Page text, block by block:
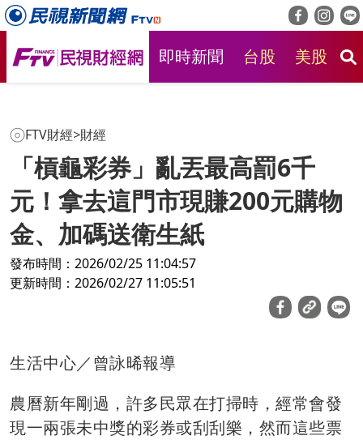
即時新聞 台股 美股
FTV財經>財經
「槓龜彩券」亂丟最高罰6千
元！拿去這門市現賺200元購物
金、加碼送衛生紙
發布時間：2026/02/25 11:04:57
更新時間：2026/02/27 11:05:51
生活中心／曾詠晞報導
農曆新年剛過，許多民眾在打掃時，經常會發
現一兩張未中獎的彩券或刮刮樂，然而這些票